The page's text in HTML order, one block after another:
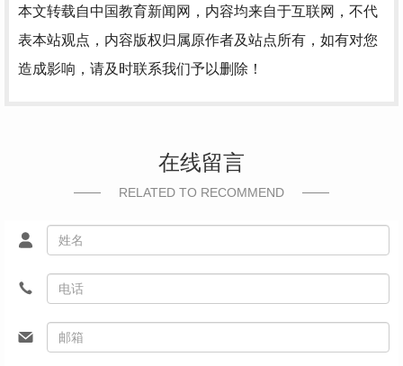
本文转载自中国教育新闻网，内容均来自于互联网，不代
表本站观点，内容版权归属原作者及站点所有，如有对您
造成影响，请及时联系我们予以删除！
在线留言
RELATED TO RECOMMEND